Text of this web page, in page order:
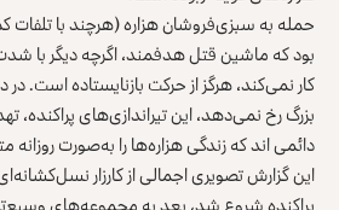
حمله به سبزی‌فروشان هزاره (هرچند با تلفات
بود که ماشین قتل هدفمند، اگرچه دیگر با
کار نمی‌کند، هرگز از حرکت بازنایستاده است.
بزرگ رخ نمی‌دهد، این تیراندازی‌های
دائمی‌ اند که زندگی هزاره‌ها را به‌صورت روزانه
این گزارش تصویری اجمالی از کارزار